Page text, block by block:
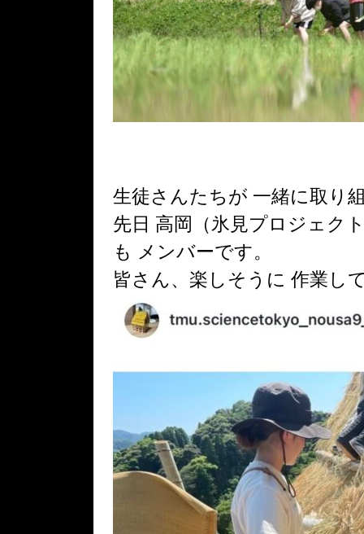
生徒さんたちが 一緒に取り
先日 高岡（氷見プロジェク
も メンバーです。
皆さん、楽しそうに 作業し